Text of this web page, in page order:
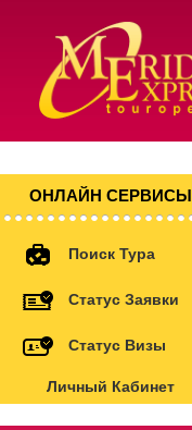
ОНЛАЙН СЕРВИСЫ
Поиск Тура
Статус Заявки
Статус Визы
Личный Кабинет